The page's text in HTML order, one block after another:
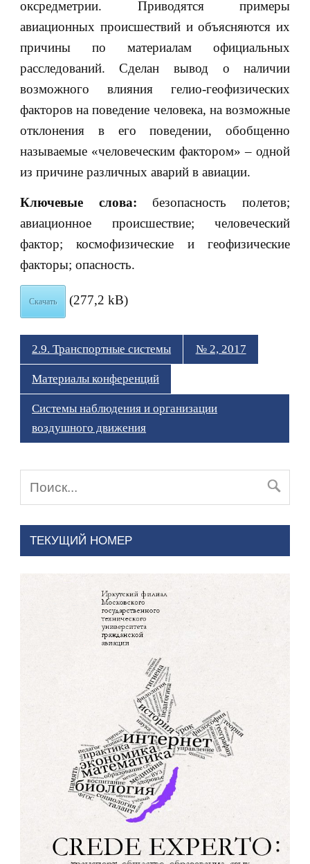
оксредметрии. Приводятся примеры
авиационных происшествий и объясняются их
причины по материалам официальных
расследований. Сделан вывод о наличии
возможного влияния гелио-геофизических
факторов на поведение человека, на возможные
отклонения в его поведении, обобщенно
называемые «человеческим фактором» – одной
из причине различных аварий в авиации.
Ключевые слова: безопасность полетов;
авиационное происшествие; человеческий
фактор; космофизические и геофизические
факторы; опасность.
Скачать (277,2 kB)
2.9. Транспортные системы № 2, 2017
Материалы конференций
Системы наблюдения и организации
воздушного движения
ТЕКУЩИЙ НОМЕР